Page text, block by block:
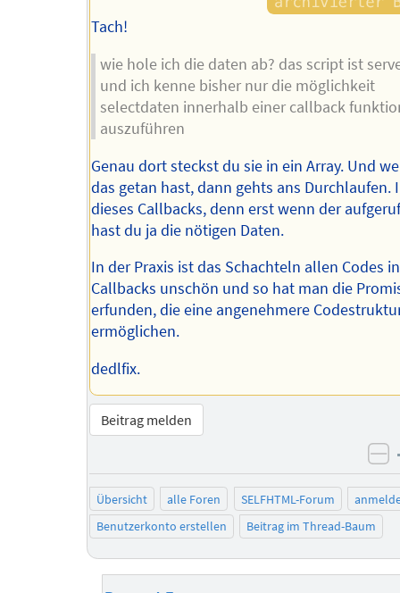
Tach!
wie hole ich die daten ab? das script ist
und ich kenne bisher nur die möglichkeit
selectdaten innerhalb einer callback
auszuführen
Genau dort steckst du sie in ein Array. Und
das getan hast, dann gehts ans Durchlaufen.
dieses Callbacks, denn erst wenn der
hast du ja die nötigen Daten.
In der Praxis ist das Schachteln allen Codes in
Callbacks unschön und so hat man die
erfunden, die eine angenehmere
ermöglichen.
dedlfix.
Beitrag melden
Übersicht alle Foren SELFHTML-Forum
Benutzerkonto erstellen
Beitrag im Thread-Baum